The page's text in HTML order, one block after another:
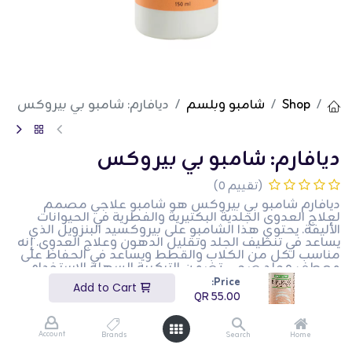
Price:
55.00
Home
Search
Brands
Account
Shop شامبو وبلسم ديافارم: شامبو بي بيروكس
ديافارم: شامبو بي بيروكس
(تقييم 0)
ديافارم شامبو بي بيروكس هو شامبو علاجي مصمم
لعلاج العدوى الجلدية البكتيرية والفطرية في الحيوانات
الأليفة. يحتوي هذا الشامبو على بيروكسيد البنزويل الذي
يساعد في تنظيف الجلد وتقليل الدهون وعلاج العدوى. إنه
مناسب لكل من الكلاب والقطط ويساعد في الحفاظ على
معطف وجلد صحي. تضمن التركيبة السهلة الاستخدام
علاجًا فعالًا وتعزيز الصحة العامة للجلد. هذا المنتج مثالي
لأصحاب الحيوانات الأليفة الذين يرغبون في إدارة وعلاج
العدوى الجلدية في حيواناتهم الأليفة.
55.00
QR